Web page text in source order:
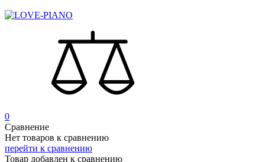
0
Сравнение
Нет товаров к сравнению
перейти к сравнению
Товар добавлен к сравнению